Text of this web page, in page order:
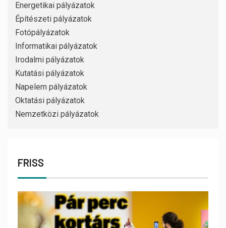
Energetikai pályázatok
Építészeti pályázatok
Fotópályázatok
Informatikai pályázatok
Irodalmi pályázatok
Kutatási pályázatok
Napelem pályázatok
Oktatási pályázatok
Nemzetközi pályázatok
FRISS